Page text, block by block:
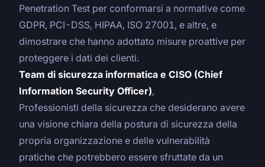
Penetration Test per conformarsi a normative come
GDPR, PCI-DSS, HIPAA, ISO 27001, e altre, e
dimostrare che hanno adottato misure proattive per
proteggere i dati dei clienti.
Team di sicurezza informatica e CISO (Chief
Information Security Officer),
Professionisti della sicurezza che desiderano avere
una visione chiara della postura di sicurezza della
propria organizzazione e delle vulnerabilità
pratiche che potrebbero essere sfruttate da un